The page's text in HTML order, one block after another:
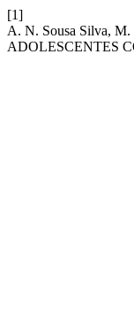
[1]
A. N. Sousa Silva,
ADOLESCENTES